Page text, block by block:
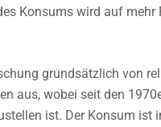
Konsums wird auf
grundsätzlich von
aus, wobei seit den
ist. Der Konsum ist